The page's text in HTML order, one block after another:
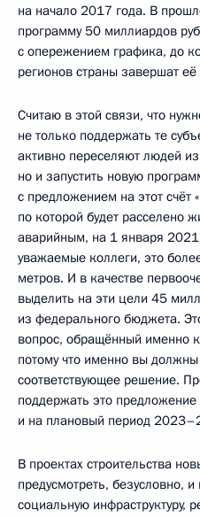
на начало 2017 года. В
программу 50 миллиардов
с опережением графика, до
регионов страны завершат её
Считаю в этой связи, что
не только поддержать те
активно переселяют людей
но и запустить новую
с предложением на этот счёт
по которой будет расселено
аварийным, на 1 января 2021
уважаемые коллеги, это
метров. И в качестве
выделить на эти цели 45
из федерального бюджета.
вопрос, обращённый именно
потому что именно вы должны
соответствующее решение.
поддержать это
и на плановый период
В проектах строительства
предусмотреть, безусловно,
социальную инфраструктуру,